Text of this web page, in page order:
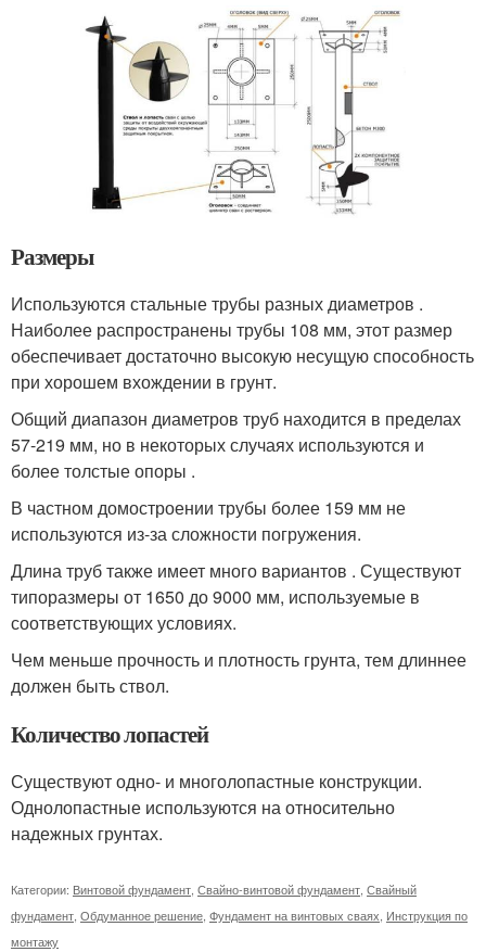
Размеры
Используются стальные трубы разных диаметров .
Наиболее распространены трубы 108 мм, этот размер
обеспечивает достаточно высокую несущую способность
при хорошем вхождении в грунт.
Общий диапазон диаметров труб находится в пределах
57-219 мм, но в некоторых случаях используются и
более толстые опоры .
В частном домостроении трубы более 159 мм не
используются из-за сложности погружения.
Длина труб также имеет много вариантов . Существуют
типоразмеры от 1650 до 9000 мм, используемые в
соответствующих условиях.
Чем меньше прочность и плотность грунта, тем длиннее
должен быть ствол.
Количество лопастей
Существуют одно- и многолопастные конструкции.
Однолопастные используются на относительно
надежных грунтах.
Категории: Винтовой фундамент, Свайно-винтовой фундамент, Свайный
фундамент, Обдуманное решение, Фундамент на винтовых сваях, Инструкция по
монтажу